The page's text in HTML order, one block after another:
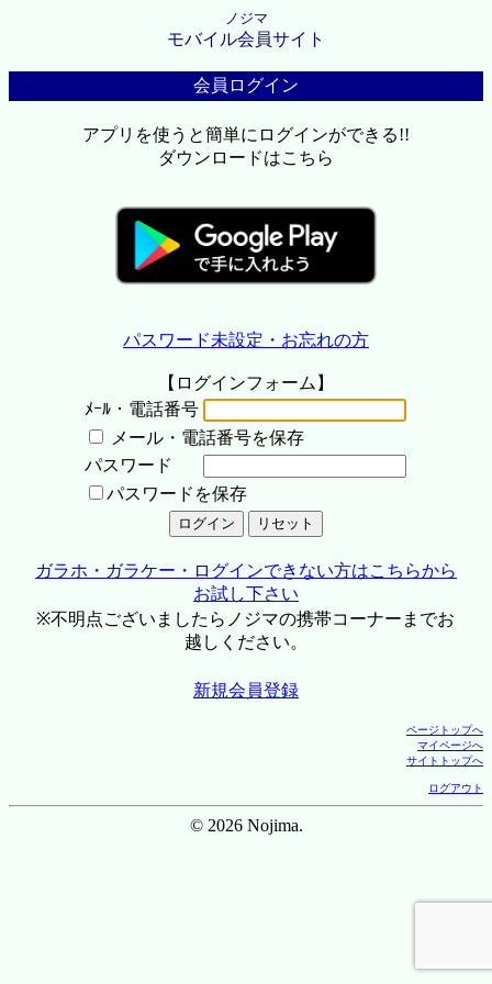
ノジマ
モバイル会員サイト
会員ログイン
アプリを使うと簡単にログインができる!!
ダウンロードはこちら
パスワード未設定・お忘れの方
【ログインフォーム】
ﾒｰﾙ・電話番号
メール・電話番号を保存
パスワード
パスワードを保存
ガラホ・ガラケー・ログインできない方はこちらから
お試し下さい
※不明点ございましたらノジマの携帯コーナーまでお
越しください。
新規会員登録
ページトップへ
マイページへ
サイトトップへ
ログアウト
© 2026 Nojima.